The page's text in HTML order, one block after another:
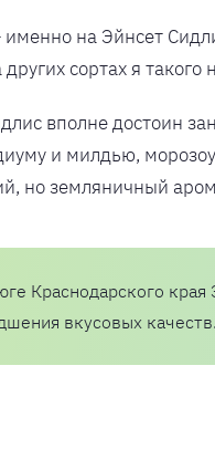
на Эйнсет
сортах я такого
вполне достоин
и милдью,
но земляничный
Краснодарского края
вкусовых качеств.